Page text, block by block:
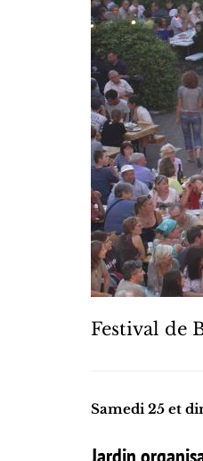
Festival de
Samedi 25 et